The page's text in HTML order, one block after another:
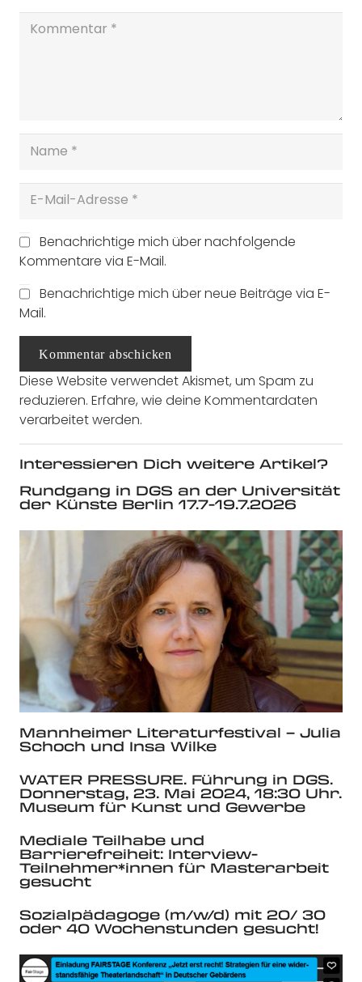
Benachrichtige mich über nachfolgende
Kommentare via E-Mail.
Benachrichtige mich über neue Beiträge via E-
Mail.
Kommentar abschicken
Diese Website verwendet Akismet, um Spam zu
reduzieren. Erfahre, wie deine Kommentardaten
verarbeitet werden.
Interessieren Dich weitere Artikel?
Rundgang in DGS an der Universität
der Künste Berlin 17.7-19.7.2026
Mannheimer Literaturfestival – Julia
Schoch und Insa Wilke
WATER PRESSURE. Führung in DGS.
Donnerstag, 23. Mai 2024, 18:30 Uhr.
Museum für Kunst und Gewerbe
Mediale Teilhabe und
Barrierefreiheit: Interview-
Teilnehmer*innen für Masterarbeit
gesucht
Sozialpädagoge (m/w/d) mit 20/ 30
oder 40 Wochenstunden gesucht!